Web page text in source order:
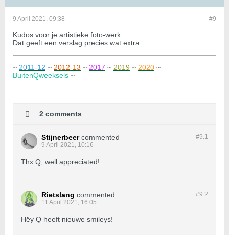
#9
9 April 2021, 09:38
Kudos voor je artistieke foto-werk.
Dat geeft een verslag precies wat extra.
~ 2011-12 ~ 2012-13 ~ 2017 ~ 2019 ~ 2020 ~
BuitenQweeksels ~
2 comments
#9.1
Stijnerbeer commented
9 April 2021, 10:16
Thx Q, well appreciated!
#9.2
Rietslang commented
11 April 2021, 16:05
Hëy Q heeft nieuwe smileys!